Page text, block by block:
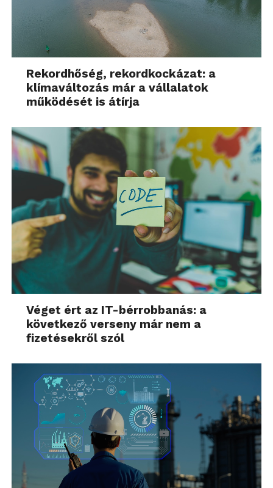
Rekordhőség, rekordkockázat: a
klímaváltozás már a vállalatok
működését is átírja
Véget ért az IT-bérrobbanás: a
következő verseny már nem a
fizetésekről szól